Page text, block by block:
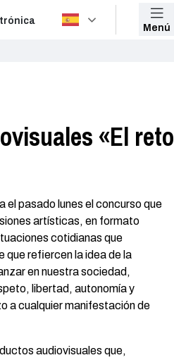
Menú
«El reto
el pasado lunes el concurso que
artísticas, en formato
cotidianas que
que refiercen la idea de la
en nuestra sociedad,
libertad, autonomía y
a cualquier manifestación de
audiovisuales que,